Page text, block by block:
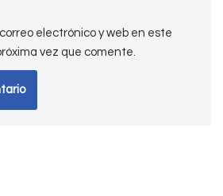
electrónico y web en este
vez que comente.